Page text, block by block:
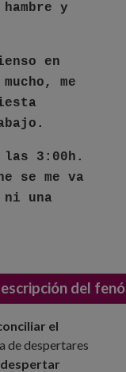
y
en
me
las 3:00h.
se me va
una
del
el
de despertares